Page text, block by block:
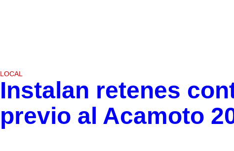
LOCAL
Instalan retenes
previo al Acamoto